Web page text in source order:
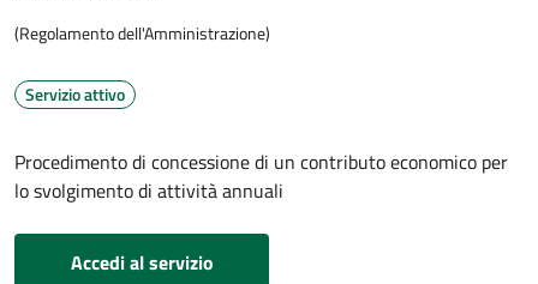
(Regolamento dell'Amministrazione)
Servizio attivo
Procedimento di concessione di un contributo economico per
lo svolgimento di attività annuali
Accedi al servizio